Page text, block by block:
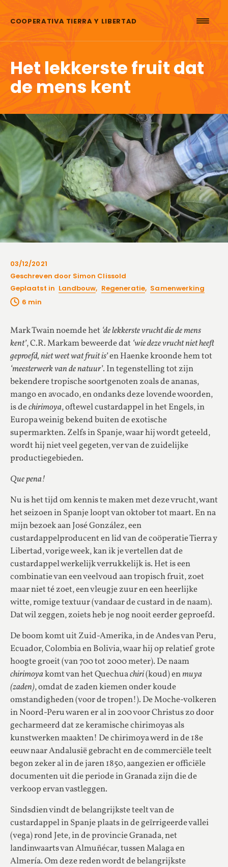
COOPERATIVA TIERRA Y LIBERTAD
Het lekkerste fruit dat
de mens kent
03/12/2021
Geschreven door Simon Clissold
Geplaatst in Landbouw, Regeneratie, Samenwerking
Mark Twain noemde het ‘de lekkerste vrucht die de mens
kent’, C.R. Markam beweerde dat ‘wie deze vrucht niet heeft
geproefd, niet weet wat fruit is’en Haenke kroonde hem tot
‘meesterwerk van de natuur’. In tegenstelling tot zijn
bekendere tropische soortgenoten zoals de ananas,
mango en avocado, en ondanks deze lovende woorden,
is dechirimoya, oftewel custardappel in het Engels, in
Europa weinig bekend buiten de exotische
supermarkten. Zelfs in Spanje, waar hij wordt geteeld,
wordt hij niet veel gegeten, ver van de zuidelijke
productiegebieden.
Que pena!
Nu is het tijd om kennis te maken met deze vrucht, want
het seizoen in Spanje loopt van oktober tot maart. En na
mijn bezoek aan José González, een
custardappelproducent en lid van de coöperatie Tierra y
Libertad, vorige week, kan ik je vertellen dat de
custardappel werkelijk verrukkelijk is. Het is een
combinatie van een veelvoud aan tropisch fruit, zoet
maar niet té zoet, een vleugje zuur en een heerlijke
witte, romige textuur (vandaar de custard in de naam).
Dat wil zeggen, zoiets heb je nog nooit eerder geproefd.
De boom komt uit Zuid-Amerika, in de Andes van Peru,
Ecuador, Colombia en Bolivia, waar hij op relatief grote
hoogte groeit (van 700 tot 2000 meter). De naam
chirimoyakomt van het Quechuachiri(koud) enmuya
(zaden), omdat de zaden kiemen onder koude
omstandigheden (voor de tropen!). De Moche-volkeren
in Noord-Peru waren er al in 200 voor Christus zo door
gecharmeerd dat ze keramische chirimoyas als
kunstwerken maakten! De chirimoya werd in de 18e
eeuw naar Andalusië gebracht en de commerciële teelt
begon zeker al in de jaren 1850, aangezien er officiële
documenten uit die periode in Granada zijn die de
verkoop ervan vastleggen.
Sindsdien vindt de belangrijkste teelt van de
custardappel in Spanje plaats in de geïrrigeerde vallei
(vega) rond Jete, in de provincie Granada, net
landinwaarts van Almuñécar, tussen Malaga en
Almería. Om deze reden wordt de belangrijkste